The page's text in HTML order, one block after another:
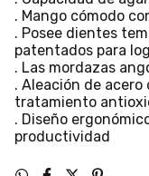
. Mango cómodo
. Posee dientes
patentados para
. Las mordazas
. Aleación de
tratamiento
. Diseño
productividad